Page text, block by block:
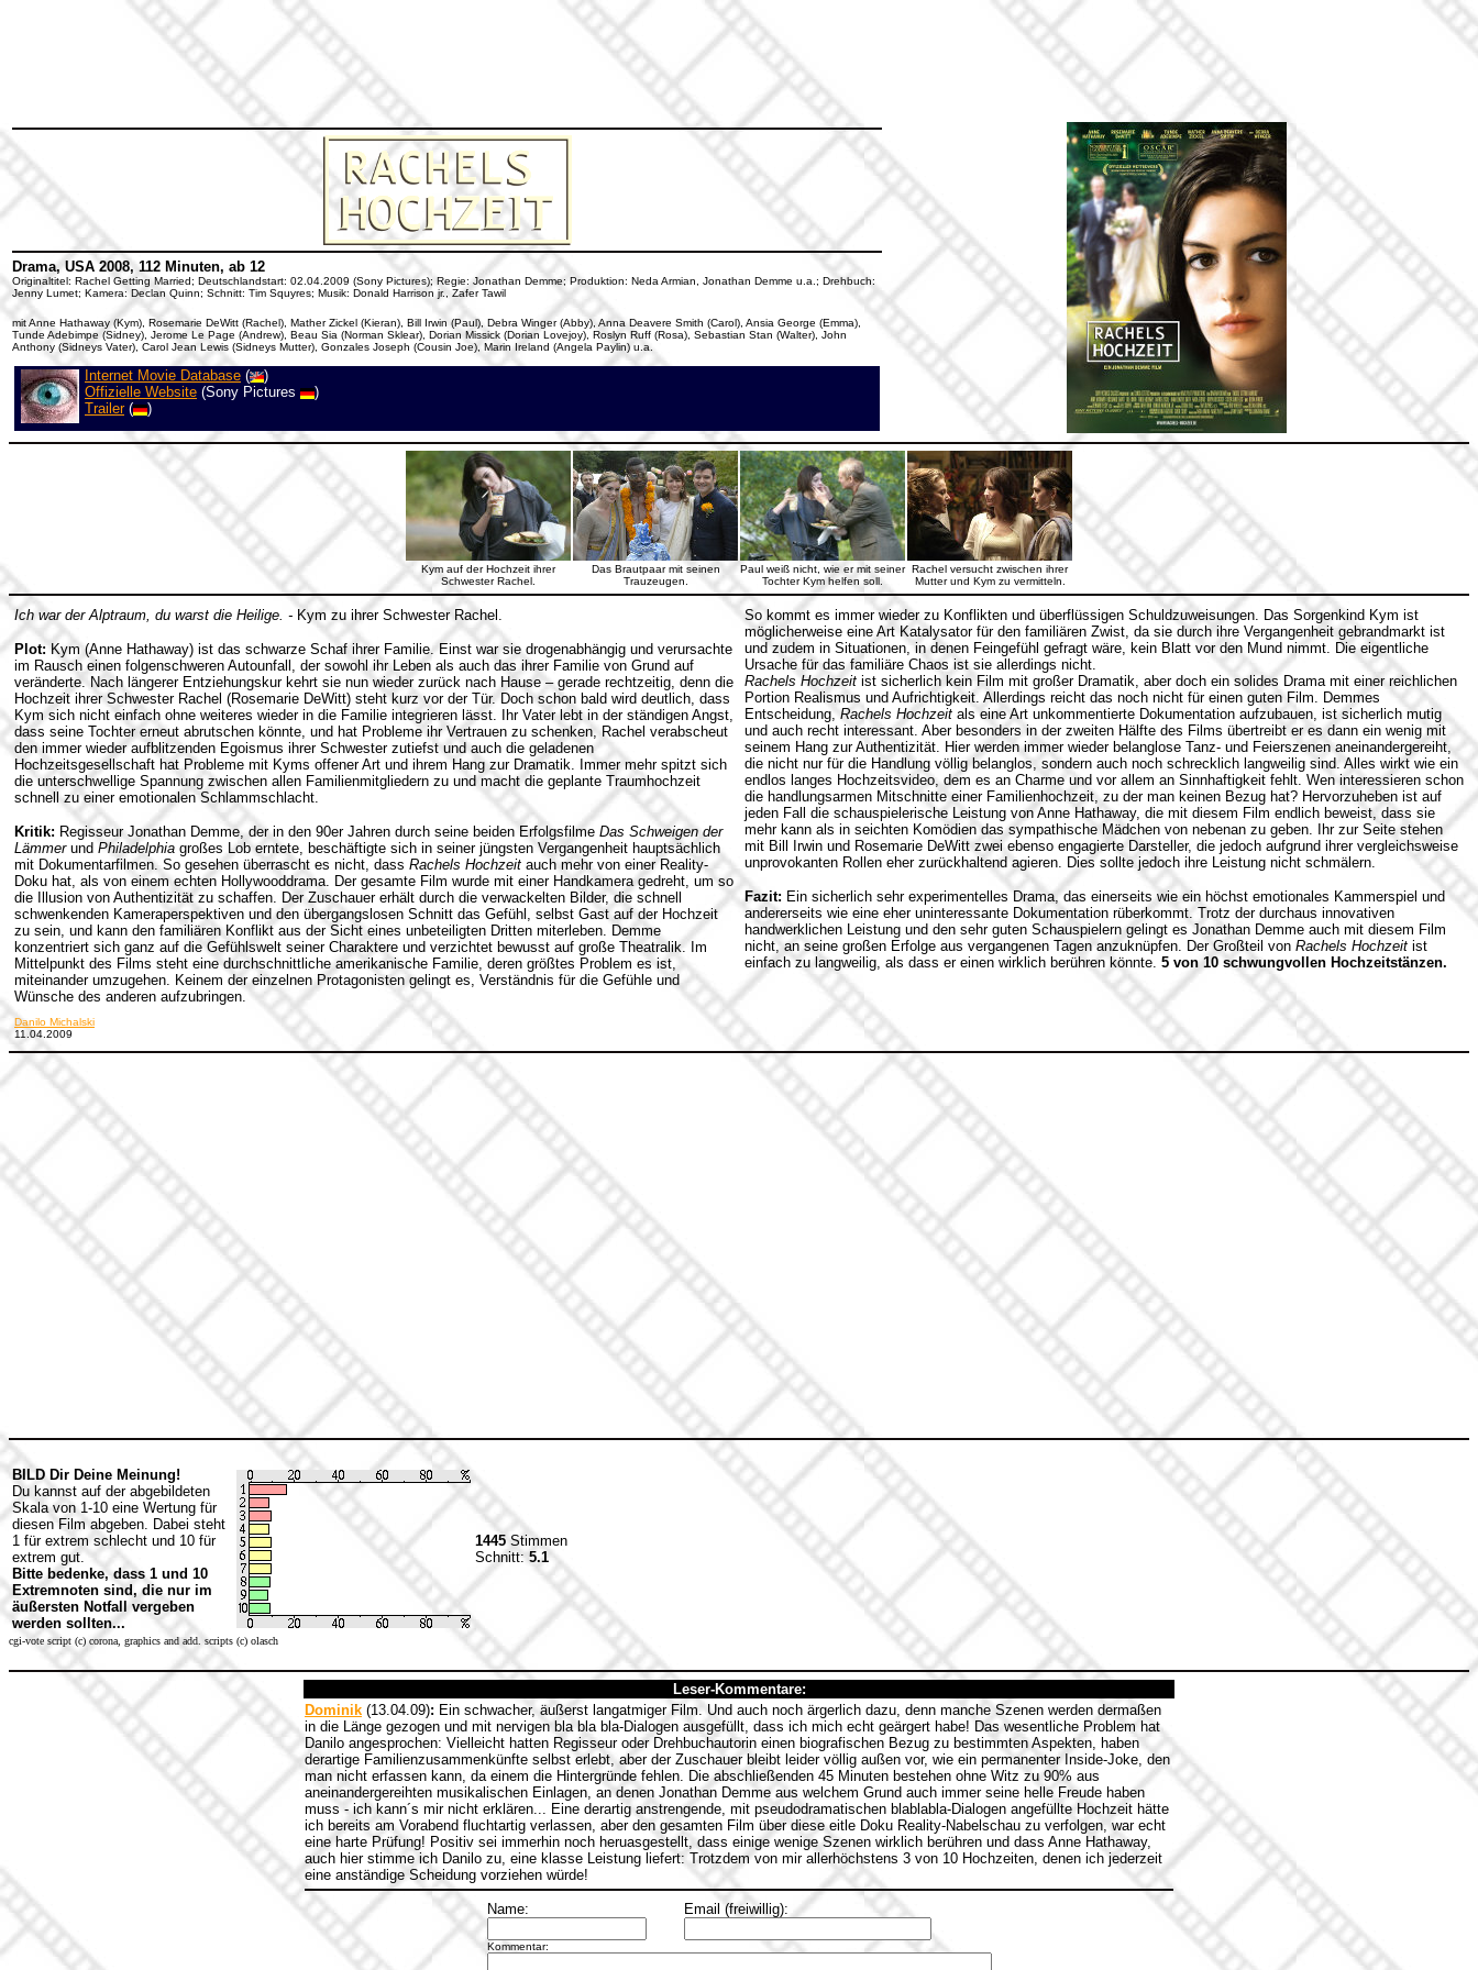
Drama, USA 2008, 112 Minuten, ab 12
Originaltitel: Rachel Getting Married; Deutschlandstart: 02.04.2009 (Sony Pictures); Regie: Jonathan Demme; Produktion: Neda Armian, Jonathan Demme u.a.; Drehbuch:
Jenny Lumet; Kamera: Declan Quinn; Schnitt: Tim Squyres; Musik: Donald Harrison jr., Zafer Tawil
mit Anne Hathaway (Kym), Rosemarie DeWitt (Rachel), Mather Zickel (Kieran), Bill Irwin (Paul), Debra Winger (Abby), Anna Deavere Smith (Carol), Ansia George (Emma),
Tunde Adebimpe (Sidney), Jerome Le Page (Andrew), Beau Sia (Norman Sklear), Dorian Missick (Dorian Lovejoy), Roslyn Ruff (Rosa), Sebastian Stan (Walter), John
Anthony (Sidneys Vater), Carol Jean Lewis (Sidneys Mutter), Gonzales Joseph (Cousin Joe), Marin Ireland (Angela Paylin) u.a.
Internet Movie Database (
)
Offizielle Website (Sony Pictures
)
Trailer( )
Kym auf der Hochzeit ihrer
Schwester Rachel.
Das Brautpaar mit seinen
Trauzeugen.
Paul weiß nicht, wie er mit seiner
Tochter Kym helfen soll.
Rachel versucht zwischen ihrer
Mutter und Kym zu vermitteln.
Ich war der Alptraum, du warst die Heilige. - Kym zu ihrer Schwester Rachel.
Plot: Kym (Anne Hathaway) ist das schwarze Schaf ihrer Familie. Einst war sie drogenabhängig und verursachte
im Rausch einen folgenschweren Autounfall, der sowohl ihr Leben als auch das ihrer Familie von Grund auf
veränderte. Nach längerer Entziehungskur kehrt sie nun wieder zurück nach Hause – gerade rechtzeitig, denn die
Hochzeit ihrer Schwester Rachel (Rosemarie DeWitt) steht kurz vor der Tür. Doch schon bald wird deutlich, dass
Kym sich nicht einfach ohne weiteres wieder in die Familie integrieren lässt. Ihr Vater lebt in der ständigen Angst,
dass seine Tochter erneut abrutschen könnte, und hat Probleme ihr Vertrauen zu schenken, Rachel verabscheut
den immer wieder aufblitzenden Egoismus ihrer Schwester zutiefst und auch die geladenen
Hochzeitsgesellschaft hat Probleme mit Kyms offener Art und ihrem Hang zur Dramatik. Immer mehr spitzt sich
die unterschwellige Spannung zwischen allen Familienmitgliedern zu und macht die geplante Traumhochzeit
schnell zu einer emotionalen Schlammschlacht.
Kritik: Regisseur Jonathan Demme, der in den 90er Jahren durch seine beiden Erfolgsfilme Das Schweigen der
Lämmerund Philadelphia großes Lob erntete, beschäftigte sich in seiner jüngsten Vergangenheit hauptsächlich
mit Dokumentarfilmen. So gesehen überrascht es nicht, dass Rachels Hochzeit auch mehr von einer Reality-
Doku hat, als von einem echten Hollywooddrama. Der gesamte Film wurde mit einer Handkamera gedreht, um so
die Illusion von Authentizität zu schaffen. Der Zuschauer erhält durch die verwackelten Bilder, die schnell
schwenkenden Kameraperspektiven und den übergangslosen Schnitt das Gefühl, selbst Gast auf der Hochzeit
zu sein, und kann den familiären Konflikt aus der Sicht eines unbeteiligten Dritten miterleben. Demme
konzentriert sich ganz auf die Gefühlswelt seiner Charaktere und verzichtet bewusst auf große Theatralik. Im
Mittelpunkt des Films steht eine durchschnittliche amerikanische Familie, deren größtes Problem es ist,
miteinander umzugehen. Keinem der einzelnen Protagonisten gelingt es, Verständnis für die Gefühle und
Wünsche des anderen aufzubringen.
So kommt es immer wieder zu Konflikten und überflüssigen Schuldzuweisungen. Das Sorgenkind Kym ist
möglicherweise eine Art Katalysator für den familiären Zwist, da sie durch ihre Vergangenheit gebrandmarkt ist
und zudem in Situationen, in denen Feingefühl gefragt wäre, kein Blatt vor den Mund nimmt. Die eigentliche
Ursache für das familiäre Chaos ist sie allerdings nicht.
Rachels Hochzeit ist sicherlich kein Film mit großer Dramatik, aber doch ein solides Drama mit einer reichlichen
Portion Realismus und Aufrichtigkeit. Allerdings reicht das noch nicht für einen guten Film. Demmes
Entscheidung, Rachels Hochzeit als eine Art unkommentierte Dokumentation aufzubauen, ist sicherlich mutig
und auch recht interessant. Aber besonders in der zweiten Hälfte des Films übertreibt er es dann ein wenig mit
seinem Hang zur Authentizität. Hier werden immer wieder belanglose Tanz- und Feierszenen aneinandergereiht,
die nicht nur für die Handlung völlig belanglos, sondern auch noch schrecklich langweilig sind. Alles wirkt wie ein
endlos langes Hochzeitsvideo, dem es an Charme und vor allem an Sinnhaftigkeit fehlt. Wen interessieren schon
die handlungsarmen Mitschnitte einer Familienhochzeit, zu der man keinen Bezug hat? Hervorzuheben ist auf
jeden Fall die schauspielerische Leistung von Anne Hathaway, die mit diesem Film endlich beweist, dass sie
mehr kann als in seichten Komödien das sympathische Mädchen von nebenan zu geben. Ihr zur Seite stehen
mit Bill Irwin und Rosemarie DeWitt zwei ebenso engagierte Darsteller, die jedoch aufgrund ihrer vergleichsweise
unprovokanten Rollen eher zurückhaltend agieren. Dies sollte jedoch ihre Leistung nicht schmälern.
Fazit: Ein sicherlich sehr experimentelles Drama, das einerseits wie ein höchst emotionales Kammerspiel und
andererseits wie eine eher uninteressante Dokumentation rüberkommt. Trotz der durchaus innovativen
handwerklichen Leistung und den sehr guten Schauspielern gelingt es Jonathan Demme auch mit diesem Film
nicht, an seine großen Erfolge aus vergangenen Tagen anzuknüpfen. Der Großteil von Rachels Hochzeit ist
einfach zu langweilig, als dass er einen wirklich berühren könnte. 5 von 10 schwungvollen Hochzeitstänzen.
Danilo Michalski
11.04.2009
BILD Dir Deine Meinung!
Du kannst auf der abgebildeten
Skala von 1-10 eine Wertung für
diesen Film abgeben. Dabei steht
1 für extrem schlecht und 10 für
extrem gut.
Bitte bedenke, dass 1 und 10
Extremnoten sind, die nur im
äußersten Notfall vergeben
werden sollten...
1445 Stimmen
Schnitt: 5.1
cgi-vote script (c) corona, graphics and add. scripts (c) olasch
Leser-Kommentare:
Dominik (13.04.09): Ein schwacher, äußerst langatmiger Film. Und auch noch ärgerlich dazu, denn manche Szenen werden dermaßen
in die Länge gezogen und mit nervigen bla bla bla-Dialogen ausgefüllt, dass ich mich echt geärgert habe! Das wesentliche Problem hat
Danilo angesprochen: Vielleicht hatten Regisseur oder Drehbuchautorin einen biografischen Bezug zu bestimmten Aspekten, haben
derartige Familienzusammenkünfte selbst erlebt, aber der Zuschauer bleibt leider völlig außen vor, wie ein permanenter Inside-Joke, den
man nicht erfassen kann, da einem die Hintergründe fehlen. Die abschließenden 45 Minuten bestehen ohne Witz zu 90% aus
aneinandergereihten musikalischen Einlagen, an denen Jonathan Demme aus welchem Grund auch immer seine helle Freude haben
muss - ich kann´s mir nicht erklären... Eine derartig anstrengende, mit pseudodramatischen blablabla-Dialogen angefüllte Hochzeit hätte
ich bereits am Vorabend fluchtartig verlassen, aber den gesamten Film über diese eitle Doku Reality-Nabelschau zu verfolgen, war echt
eine harte Prüfung! Positiv sei immerhin noch heruasgestellt, dass einige wenige Szenen wirklich berühren und dass Anne Hathaway,
auch hier stimme ich Danilo zu, eine klasse Leistung liefert: Trotzdem von mir allerhöchstens 3 von 10 Hochzeiten, denen ich jederzeit
eine anständige Scheidung vorziehen würde!
Name: Email (freiwillig):
Kommentar: